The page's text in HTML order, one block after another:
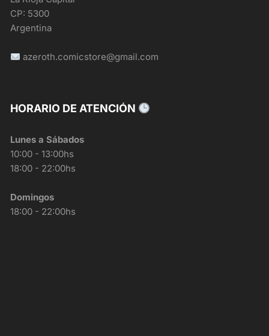
CP: 5300
Argentina
azeroth.comicstore@gmail.com
HORARIO DE ATENCIÓN
Lunes a Sábados
10:00 - 13:00hs
18:00 - 22:00hs
Domingos
18:00 - 22:00hs